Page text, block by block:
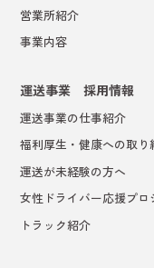
営業所紹介
事業内容
運送事業 採用情報
運送事業の仕事紹介
福利厚生・健康への取り
運送が未経験の方へ
女性ドライバー応援プロ
トラック紹介